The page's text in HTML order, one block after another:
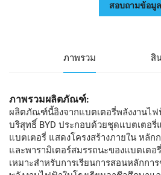
สอบถามข้อมูล
ภาพรวม สิ
ภาพรวมผลิตภัณฑ์:
ผลิตภัณฑ์นี้อิงจากแบตเตอรี่พลังงานไ
บริสุทธิ์ BYD ประกอบด้วยชุดแบตเตอ
แบตเตอรี่ แสดงโครงสร้างภายใน หลัก
และพารามิเตอร์สมรรถนะของแบตเตอ
เหมาะสำหรับการเรียนการสอนหลักกา